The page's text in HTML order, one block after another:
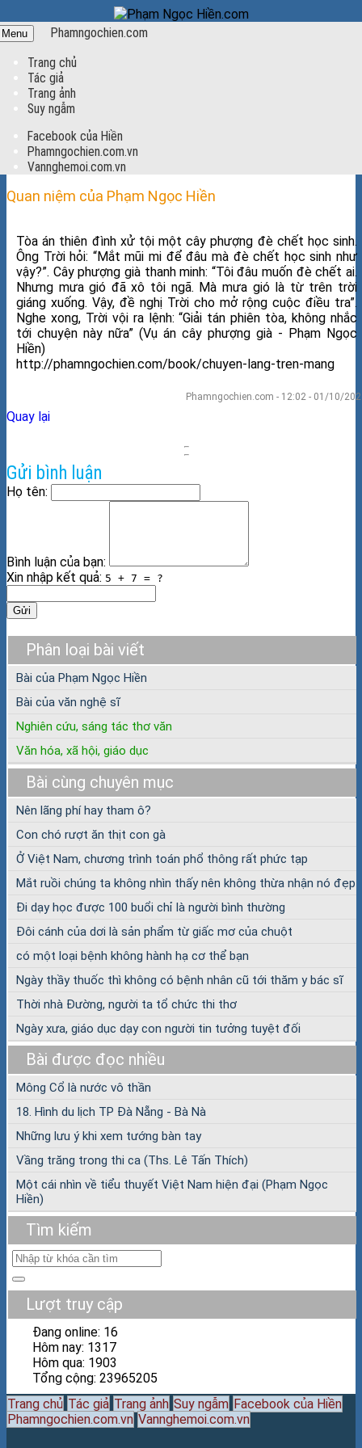
Menu
Phamngochien.com
Trang chủ
Tác giả
Trang ảnh
Suy ngẫm
Facebook của Hiền
Phamngochien.com.vn
Vannghemoi.com.vn
Quan niệm của Phạm Ngọc Hiền
Tòa án thiên đình xử tội một cây phượng đè chết học sinh.
Ông Trời hỏi: “Mắt mũi mi để đâu mà đè chết học sinh như
vậy?”. Cây phượng già thanh minh: “Tôi đâu muốn đè chết ai.
Nhưng mưa gió đã xô tôi ngã. Mà mưa gió là từ trên trời
giáng xuống. Vậy, đề nghị Trời cho mở rộng cuộc điều tra”.
Nghe xong, Trời vội ra lệnh: “Giải tán phiên tòa, không nhắc
tới chuyện này nữa” (Vụ án cây phượng già - Phạm Ngọc
Hiền)
http://phamngochien.com/book/chuyen-lang-tren-mang
Phamngochien.com - 12:02 - 01/10/
Quay lại
Gửi bình luận
Họ tên:
Bình luận của bạn:
Xin nhập kết quả: 5 + 7 = ?
Gửi
Phân loại bài viết
Bài của Phạm Ngọc Hiền
Bài của văn nghệ sĩ
Nghiên cứu, sáng tác thơ văn
Văn hóa, xã hội, giáo dục
Bài cùng chuyên mục
Nên lãng phí hay tham ô?
Con chó rượt ăn thịt con gà
Ở Việt Nam, chương trình toán phổ thông rất phức tạp
Mắt ruồi chúng ta không nhìn thấy nên không thừa nhận nó đẹp
Đi dạy học được 100 buổi chỉ là người bình thường
Đôi cánh của dơi là sản phẩm từ giấc mơ của chuột
có một loại bệnh không hành hạ cơ thể bạn
Ngày thầy thuốc thì không có bệnh nhân cũ tới thăm y bác sĩ
Thời nhà Đường, người ta tổ chức thi thơ
Ngày xưa, giáo dục dạy con người tin tưởng tuyệt đối
Bài được đọc nhiều
Mông Cổ là nước vô thần
18. Hình du lịch TP Đà Nẵng - Bà Nà
Những lưu ý khi xem tướng bàn tay
Vầng trăng trong thi ca (Ths. Lê Tấn Thích)
Một cái nhìn về tiểu thuyết Việt Nam hiện đại (Phạm Ngọc
Hiền)
Tìm kiếm
Lượt truy cập
Đang online: 16
Hôm nay: 1317
Hôm qua: 1903
Tổng cộng: 23965205
Trang chủ Tác giả Trang ảnh Suy ngẫm Facebook của Hiền
Phamngochien.com.vn Vannghemoi.com.vn